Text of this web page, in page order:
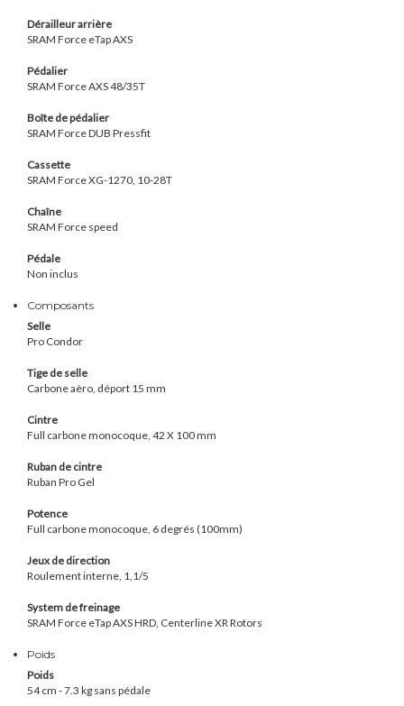
Dérailleur arrière
SRAM Force eTap AXS
Pédalier
SRAM Force AXS 48/35T
Boîte de pédalier
SRAM Force DUB Pressfit
Cassette
SRAM Force XG-1270, 10-28T
Chaîne
SRAM Force speed
Pédale
Non inclus
Composants
Selle
Pro Condor
Tige de selle
Carbone aèro, déport 15 mm
Cintre
Full carbone monocoque, 42 X 100 mm
Ruban de cintre
Ruban Pro Gel
Potence
Full carbone monocoque, 6 degrés (100mm)
Jeux de direction
Roulement interne, 1,1/5
System de freinage
SRAM Force eTap AXS HRD, Centerline XR Rotors
Poids
Poids
54 cm - 7.3 kg sans pédale